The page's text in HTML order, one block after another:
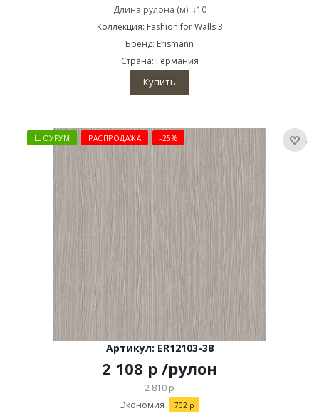
Длина рулона (м): ↕10
Коллекция: Fashion for Walls 3
Бренд: Erismann
Страна: Германия
Купить
ШОУРУМ РАСПРОДАЖА -25%
Артикул: ER12103-38
2 108 р /рулон
2 810р
Экономия 702р